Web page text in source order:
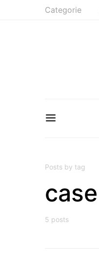
Categorie
Posts by tag
case
5 posts